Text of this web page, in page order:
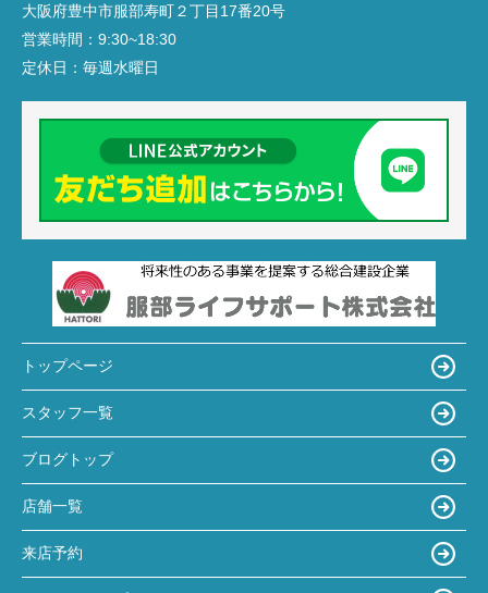
大阪府豊中市服部寿町２丁目17番20号
営業時間： 9:30~18:30
定休日： 毎週水曜日
トップページ
スタッフ一覧
ブログトップ
店舗一覧
来店予約